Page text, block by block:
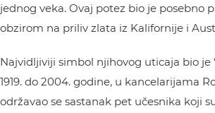
jednog veka. Ovaj potez bio je posebno
obzirom na priliv zlata iz Kalifornije i
Najvidljiviji simbol njihovog uticaja bio je
1919. do 2004. godine, u kancelarijama
održavao se sastanak pet učesnika koji